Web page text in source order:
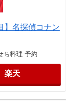
】名探偵コナン
ち料理 予約
楽天